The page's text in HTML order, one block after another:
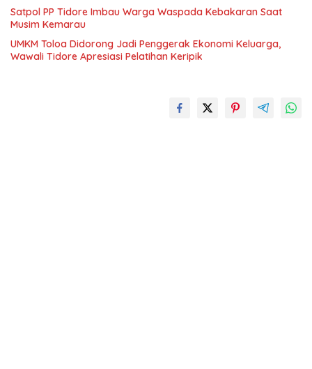
Satpol PP Tidore Imbau Warga Waspada Kebakaran Saat
Musim Kemarau
UMKM Toloa Didorong Jadi Penggerak Ekonomi Keluarga,
Wawali Tidore Apresiasi Pelatihan Keripik